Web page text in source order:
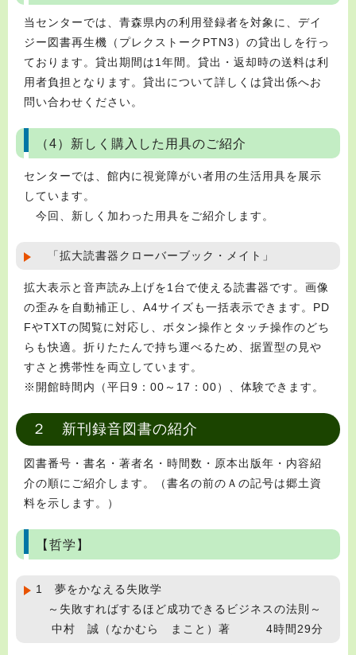
当センターでは、青森県内の利用登録者を対象に、デイ
ジー図書再生機（プレクストークPTN3）の貸出しを行っ
ております。貸出期間は1年間。貸出・返却時の送料は利
用者負担となります。貸出について詳しくは貸出係へお
問い合わせください。
（4）新しく購入した用具のご紹介
センターでは、館内に視覚障がい者用の生活用具を展示
しています。
今回、新しく加わった用具をご紹介します。
「拡大読書器クローバーブック・メイト」
拡大表示と音声読み上げを1台で使える読書器です。画像
の歪みを自動補正し、A4サイズも一括表示できます。PD
FやTXTの閲覧に対応し、ボタン操作とタッチ操作のどち
らも快適。折りたたんで持ち運べるため、据置型の見や
すさと携帯性を両立しています。
※開館時間内（平日9：00～17：00）、体験できます。
２ 新刊録音図書の紹介
図書番号・書名・著者名・時間数・原本出版年・内容紹
介の順にご紹介します。（書名の前のＡの記号は郷土資
料を示します。）
【哲学】
1 夢をかなえる失敗学
～失敗すればするほど成功できるビジネスの法則～
中村 誠（なかむら まこと）著 4時間29分